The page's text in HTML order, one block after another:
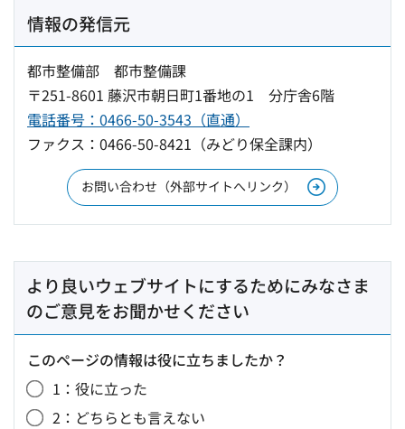
情報の発信元
都市整備部 都市整備課
〒251-8601 藤沢市朝日町1番地の1 分庁舎6階
電話番号：0466-50-3543（直通）
ファクス：0466-50-8421（みどり保全課内）
お問い合わせ（外部サイトへリンク）
より良いウェブサイトにするためにみなさま
のご意見をお聞かせください
このページの情報は役に立ちましたか？
1：役に立った
2：どちらとも言えない